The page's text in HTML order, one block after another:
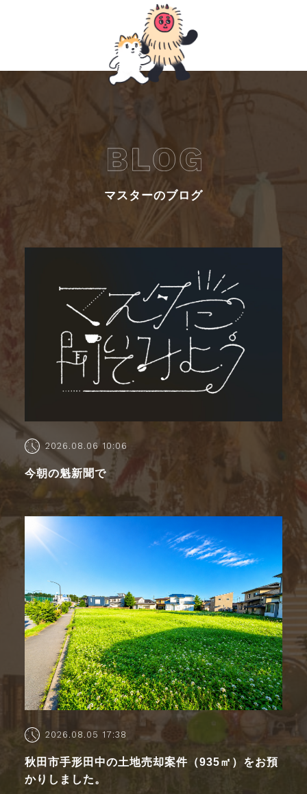
マスターのブログ
2026.08.06 10:06
今朝の魁新聞で
2026.08.05 17:38
秋田市手形田中の土地売却案件（935㎡）をお預
かりしました。